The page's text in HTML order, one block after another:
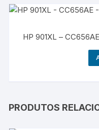
HP 901XL –
PRODUTOS